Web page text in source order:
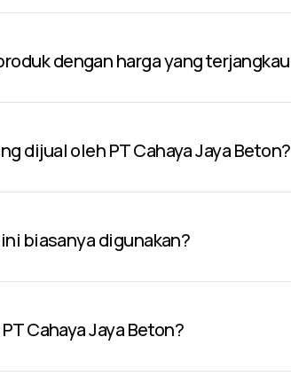
dengan harga yang
dijual oleh PT Cahaya Jaya Beton?
biasanya digunakan?
Cahaya Jaya Beton?